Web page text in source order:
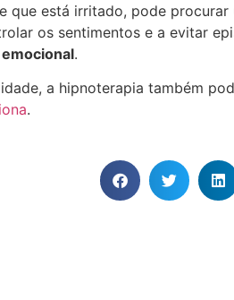
que está irritado, pode
os sentimentos e a evitar
.
a hipnoterapia também
.